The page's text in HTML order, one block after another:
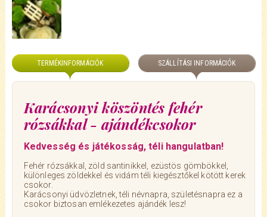
TERMÉKINFORMÁCIÓK SZÁLLÍTÁSI INFORMÁCIÓK
Karácsonyi köszöntés fehér
rózsákkal - ajándékcsokor
Kedvesség és játékosság, téli hangulatban!
Fehér rózsákkal, zöld santinikkel, ezüstös gömbökkel,
különleges zöldekkel és vidám téli kiegésztőkel kötött kerek
csokor.
Karácsonyi üdvözletnek, téli névnapra, születésnapra ez a
csokor biztosan emlékezetes ajándék lesz!